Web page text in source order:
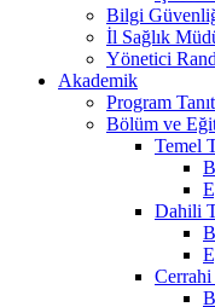
Bilgi
İl Sağlık
Yönetici
Akademik
Program
Bölüm ve
Temel
Dahili